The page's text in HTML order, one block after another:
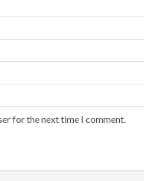
for the next time I comment.